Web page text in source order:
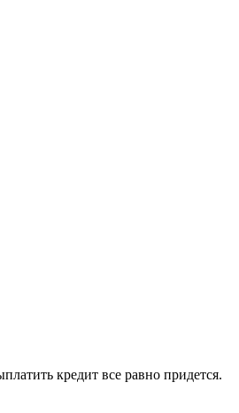
кредит все равно придется.